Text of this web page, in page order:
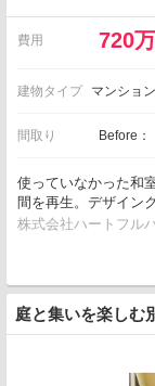
費用 720
建物タイプ マンション
間取り Before：
使っていなかった和
間を再生。デザイン
株式会社ハートフル
庭と集いを楽しむ